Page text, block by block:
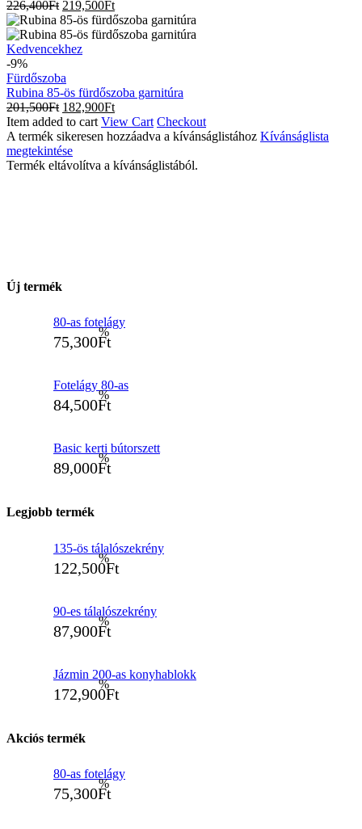
226,400Ft 219,500Ft
Rubina
85-
ös
fürdőszoba
garnitúra
Kedvencekhez
-9%
Fürdőszoba
Rubina 85-ös fürdőszoba garnitúra
201,500Ft 182,900Ft
Item added to cartView Cart Checkout
A termék sikeresen hozzáadva a kívánságlistához Kívánságlista
megtekintése
Termék eltávolítva a kívánságlistából.
Új termék
80-as fotelágy
75,300Ft
Fotelágy 80-as
84,500Ft
Basic kerti bútorszett
89,000Ft
Legjobb termék
135-ös tálalószekrény
122,500Ft
90-es tálalószekrény
87,900Ft
Jázmin 200-as konyhablokk
172,900Ft
Akciós termék
80-as fotelágy
75,300Ft